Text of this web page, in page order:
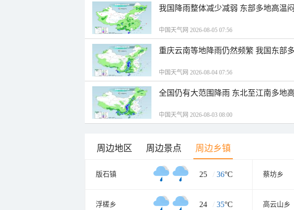
我国降雨整体减少减弱 东部多地高温
中国天气网 2026-08-05 07:56
重庆云南等地降雨仍然频繁 我国东部
中国天气网 2026-08-04 07:56
全国仍有大范围降雨 东北至江南多地
中国天气网 2026-08-03 08:00
周边地区 周边景点 周边乡镇
版石镇 25 / 36°C 蔡坊乡
浮槎乡 24 / 35°C 高云山乡